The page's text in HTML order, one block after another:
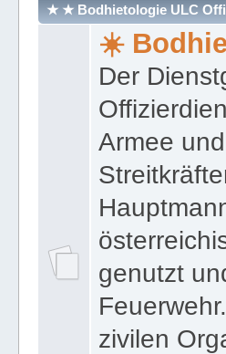
★ ★ Bodhietologie ULC
☀️
Der
Armee
genutzt
zivilen